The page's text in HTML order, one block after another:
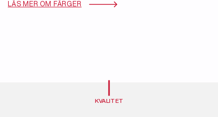
LÄS MER OM FÄRGER
KVALITET